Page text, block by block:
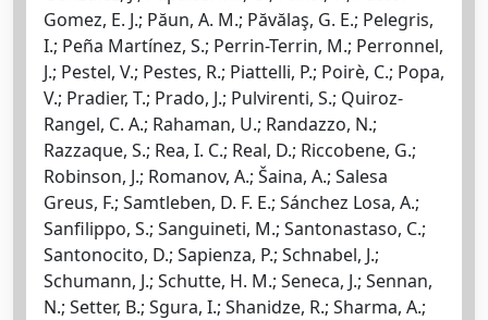
Gomez, E. J.; Păun, A. M.; Păvălaş, G. E.; Pelegris,
I.; Peña Martínez, S.; Perrin-Terrin, M.; Perronnel,
J.; Pestel, V.; Pestes, R.; Piattelli, P.; Poirè, C.; Popa,
V.; Pradier, T.; Prado, J.; Pulvirenti, S.; Quiroz-
Rangel, C. A.; Rahaman, U.; Randazzo, N.;
Razzaque, S.; Rea, I. C.; Real, D.; Riccobene, G.;
Robinson, J.; Romanov, A.; Šaina, A.; Salesa
Greus, F.; Samtleben, D. F. E.; Sánchez Losa, A.;
Sanfilippo, S.; Sanguineti, M.; Santonastaso, C.;
Santonocito, D.; Sapienza, P.; Schnabel, J.;
Schumann, J.; Schutte, H. M.; Seneca, J.; Sennan,
N.; Setter, B.; Sgura, I.; Shanidze, R.; Sharma, A.;